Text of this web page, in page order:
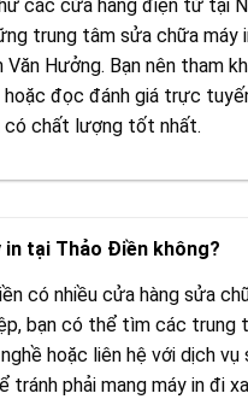
các cửa hàng điện tử tại
trung tâm sửa chữa máy
Hưởng. Bạn nên tham
đọc đánh giá trực
có chất lượng tốt nhất.
in tại Thảo Điền không?
có nhiều cửa hàng sửa
bạn có thể tìm các trung
hoặc liên hệ với dịch vụ
tránh phải mang máy in đi